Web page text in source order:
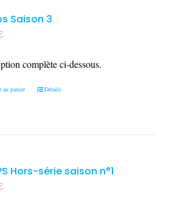
Saison 3
complète ci-dessous.
au panier Détails
Hors-série saison n°1